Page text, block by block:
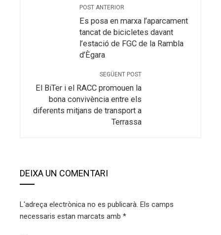
POST ANTERIOR
Es posa en marxa l’aparcament
tancat de bicicletes davant
l’estació de FGC de la Rambla
d’Ègara
SEGÜENT POST
El BiTer i el RACC promouen la
bona convivència entre els
diferents mitjans de transport a
Terrassa
DEIXA UN COMENTARI
L'adreça electrònica no es publicarà. Els camps
necessaris estan marcats amb *